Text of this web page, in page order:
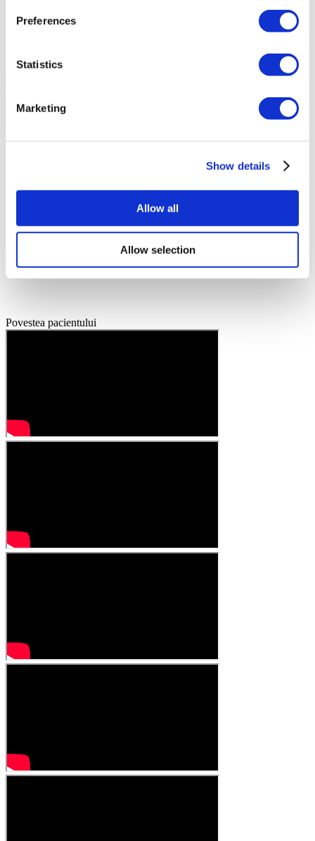
Preferences
Statistics
Marketing
Show details
Allow all
Allow selection
Located in the heart of the city
98% would recommend
Contactați Clinica
Contactați Clinica
AFIȘAȚI MAI MULTE CLINICI
Povestea pacientului